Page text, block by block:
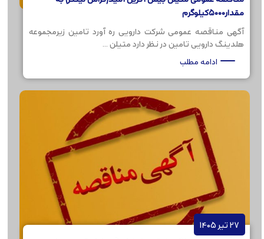
مقدار5000کیلوگرم
آگهی مناقصه عمومی شرکت دارویی ره آورد تامین زیرمجموعه
هلدینگ دارویی تامین در نظر دارد متیلن ...
ادامه مطلب
27 تیر 1405